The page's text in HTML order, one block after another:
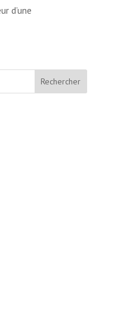
d’une